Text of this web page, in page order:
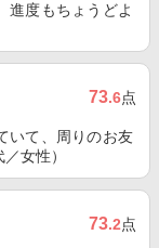
進度もちょうどよ
73.6点
いて、周りのお友
女性）
73.2点